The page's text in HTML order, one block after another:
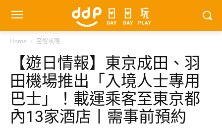
Home 至醒攻略
【遊日情報】東京成田、羽
田機場推出「入境人士專用
巴士」！載運乘客至東京都
內13家酒店丨需事前預約